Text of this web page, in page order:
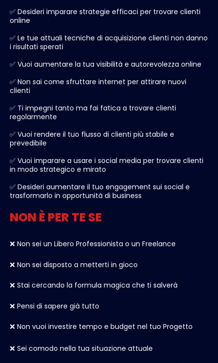
✅ Desideri imparare strategie efficaci per trovare clienti
online
✅ Le tue attuali tecniche di acquisizione clienti non danno
i risultati sperati
✅ Vuoi aumentare la tua visibilità e autorevolezza online
✅ Non sai come sfruttare internet per attirare nuovi
clienti
✅ Ti impegni tanto ma fai fatica a trovare clienti
regolarmente
✅ Vuoi rendere il tuo flusso di clienti più stabile e
prevedibile
✅ Vuoi imparare a usare i social media per trovare clienti
in modo strategico e mirato
✅ Desideri aumentare il tuo engagement sui social e
trasformarlo in opportunità di business
NON È PER TE SE
❌ Non sei un Libero Professionista o un Freelance
❌ Non sei disposto a metterti in gioco
❌ Stai cercando la formula magica che ti salverà
❌ Pensi di sapere già tutto
❌ Non vuoi investire tempo e budget nel tuo Progetto
❌ Sei comodo nella tua situazione attuale